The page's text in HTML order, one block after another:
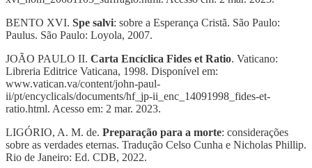
BENTO XVI. Spe salvi: sobre a Esperança Cristã. São Paulo:
Paulus. São Paulo: Loyola, 2007.
JOÃO PAULO II. Carta Encíclica Fides et Ratio. Vaticano:
Libreria Editrice Vaticana, 1998. Disponível em:
www.vatican.va/content/john-paul-
ii/pt/encyclicals/documents/hf_jp-ii_enc_14091998_fides-et-
ratio.html. Acesso em: 2 mar. 2023.
LIGÓRIO, A. M. de. Preparação para a morte: considerações
sobre as verdades eternas. Tradução Celso Cunha e Nicholas Phillip.
Rio de Janeiro: Ed. CDB, 2022.